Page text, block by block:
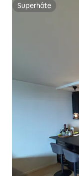
Superhôte
Superhôte